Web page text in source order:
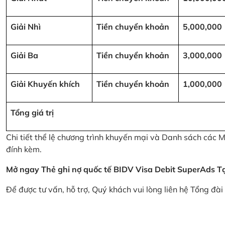
Giải Nhì Tiền chuyển khoản 5,000,000
Giải Ba Tiền chuyển khoản 3,000,000
Giải Khuyến khích Tiền chuyển khoản 1,000,000
Tổng giá trị
Chi tiết thể lệ chương trình khuyến mại và Danh sách các
đính kèm.
Mở ngay Thẻ ghi nợ quốc tế BIDV Visa Debit SuperAds
Để được tư vấn, hỗ trợ, Quý khách vui lòng liên hệ Tổng